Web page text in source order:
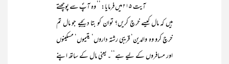
آیت ۲۱۵ میں فرمایا: ’’ وہ آپؐ سے پوچھتے
ہیں کہ مال کیسے خرچ کریں؟ توان کو بتا دیجیے جو مال تم
خرچ کرو وہ والدین‘ قریبی رشتہ داروں‘ یتیموں‘ مسکینوں
اور مسافروں کے لیے ہے‘‘۔ یعنی مال کے ساتھ اپنے